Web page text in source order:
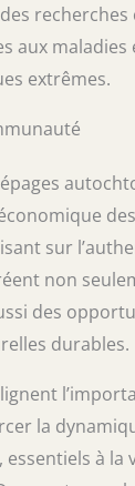
aux maladies
extrêmes.
sur
non
des
durables.
la
essentiels à la